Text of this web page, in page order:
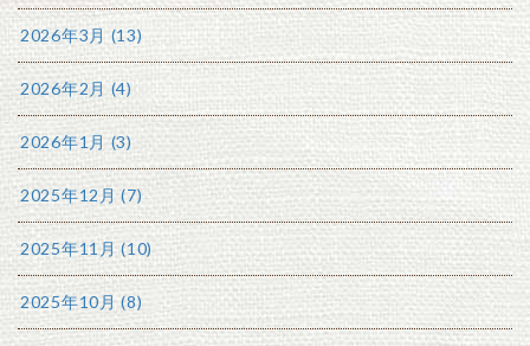
2026年3月 (13)
2026年2月 (4)
2026年1月 (3)
2025年12月 (7)
2025年11月 (10)
2025年10月 (8)